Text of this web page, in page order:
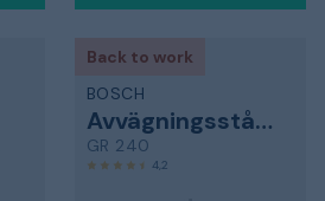
Back to work
BOSCH
Avvägningsstång
GR 240
4,2